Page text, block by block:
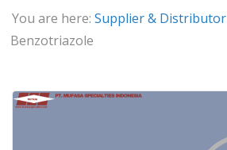
You are here: Supplier & Distributor
Benzotriazole